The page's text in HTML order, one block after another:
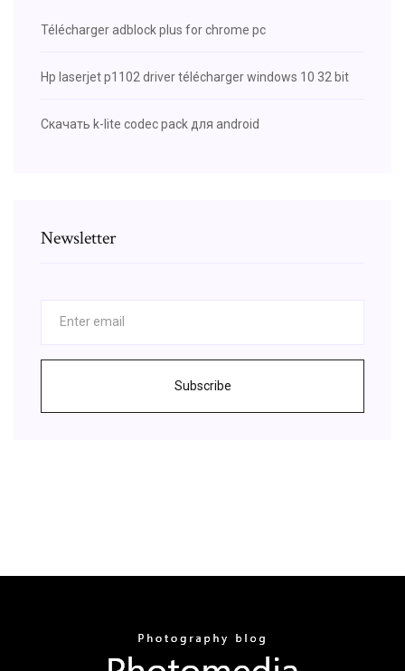
Télécharger adblock plus for chrome pc
Hp laserjet p1102 driver télécharger windows 10 32 bit
Скачать k-lite codec pack для android
Newsletter
Subscribe